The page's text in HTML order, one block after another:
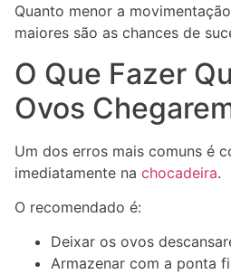
Quanto menor a
maiores são as chances de
O Que Fazer
Ovos
Um dos erros mais comuns é
imediatamente na chocadeira.
O recomendado é:
Deixar os ovos
Armazenar com a ponta